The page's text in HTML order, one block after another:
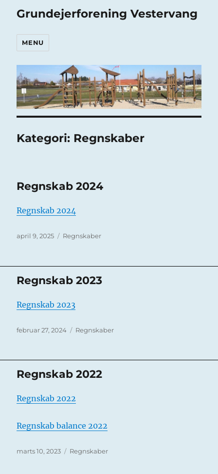
Grundejerforening Vestervang
MENU
Kategori: Regnskaber
Regnskab 2024
Regnskab 2024
Udgivet
april 9, 2025 Kategorier
Regnskaber
Regnskab 2023
Regnskab 2023
Udgivet
februar 27, 2024 Kategorier
Regnskaber
Regnskab 2022
Regnskab 2022
Regnskab balance 2022
Udgivet
marts 10, 2023 Kategorier
Regnskaber